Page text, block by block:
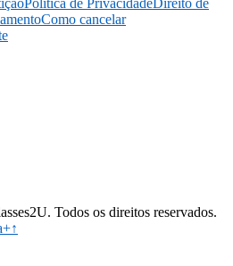
Política de PrivacidadeDireito de
Como cancelar
Todos os direitos reservados.
+↑